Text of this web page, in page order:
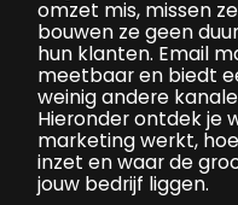
omzet mis, missen
bouwen ze geen
hun klanten. Email
meetbaar en biedt
weinig andere
Hieronder ontdek je
marketing werkt,
inzet en waar de
jouw bedrijf liggen.